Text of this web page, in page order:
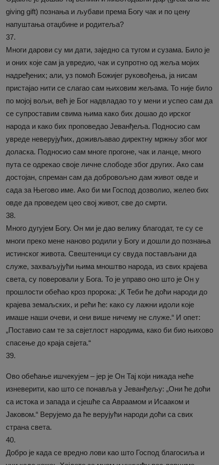
giving gift) познања и љубави према Богу чак и по цену
напуштања отаџбине и родитеља?
37.
Многи дарови су ми дати, заједно са тугом и сузама. Било је
и оних које сам ја увредио, чак и супротно од жеља мојих
надређених; али, уз помоћ Божијег руковођења, ја нисам
пристајао нити се слагао сам њиховим жељама. То није било
по мојој вољи, већ је Бог надвладао то у мени и успео сам да
се супроставим свима њима како бих дошао до ирског
народа и како бих проповедао Јеванђеља. Подносио сам
увреде неверујућих, доживљавао директну мржњу због мог
доласка. Подносио сам многе прогоне, чак и ланце, много
пута се одрекао своје личне слободе због других. Ако сам
достојан, спреман сам да добровољно дам живот овде и
сада за Његово име. Ако би ми Господ дозволио, желео бих
овде да проведем цео свој живот, све до смрти.
38.
Много дугујем Богу. Он ми је дао велику благодат, те су се
многи преко мене наново родили у Богу и дошли до познања
истинског живота. Свештеници су свуда постављани да
служе, захваљујући њима мноштво народа, из свих крајева
света, су поверовали у Бога. То је управо оно што је Он у
прошлости обећао кроз пророка: „К Теби ће доћи народи до
крајева земаљских, и рећи ће: како су лажни идоли које
имаше наши очеви, и они више ничему не служе.“ И опет:
„Поставио сам те за свјетлост народима, како би био њихово
спасење до краја свјета.“
39.
Ово обећање ишчекујем – јер је Он Тај који никада неће
изневерити, као што се понавља у Јеванђељу: „Они ће доћи
са истока и запада и сјешће са Авраамом и Исааком и
Јаковом.“ Верујемо да ће верујући народи доћи са свих
страна света.
40.
Добро је када се вредно лови као што Господ благосиља и